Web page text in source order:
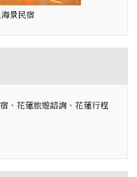
景民宿
、花蓮旅遊諮詢、花蓮行程